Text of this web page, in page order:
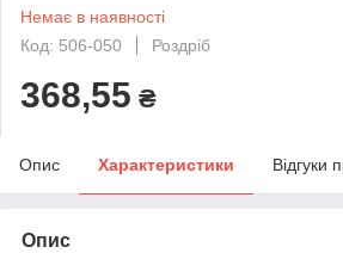
Немає в наявності
Код: 506-050
Роздріб
368,55 ₴
Опис Характеристики Відгуки
Опис